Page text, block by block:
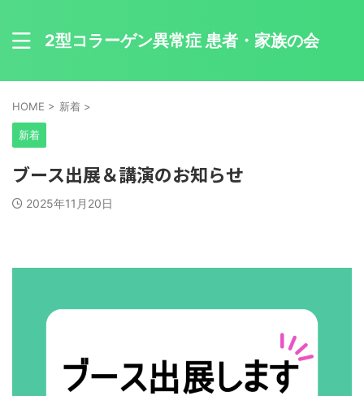
2型コラーゲン異常症 患者・家族の会
HOME > 新着 >
新着
ブース出展＆講演のお知らせ
2025年11月20日